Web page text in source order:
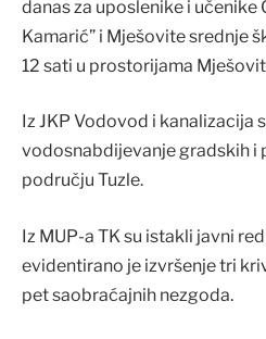
danas za uposlenike i učenike
Kamarić” i Mješovite srednje
12 sati u prostorijama
Iz JKP Vodovod i kanalizacija
vodosnabdijevanje gradskih i
području Tuzle.
Iz MUP-a TK su istakli javni
evidentirano je izvršenje tri
pet saobraćajnih nezgoda.